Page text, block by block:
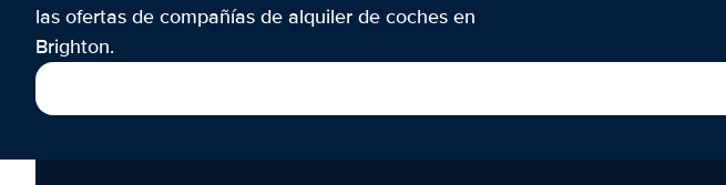
las ofertas de compañías de alquiler de coches en
Brighton.